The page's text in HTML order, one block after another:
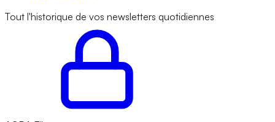
Tout l'historique de vos newsletters quotidiennes